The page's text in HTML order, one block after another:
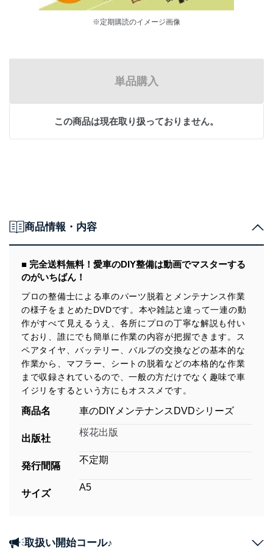
※定期購読のイメージ画像
単品購入
この商品は現在取り扱っておりません。
商品情報・内容
■ 完全送料無料！愛車のDIY整備は動画でマスターする
のがいちばん！
プロの整備士による車のパーツ脱着とメンテナンス作業
の様子をまとめたDVDです。本や雑誌と違って一連の動
作がすべて見えるうえ、各所にプロの丁寧な解説も付い
ており、誰にでも簡単に作業の内容が把握できます。ス
ペアタイヤ、バッテリー、バルブの交換などの基本的な
作業から、マフラー、シートの脱着などの本格的な作業
まで収録されているので、一般の方だけでなく趣味で車
イジリをするという方にもオススメです。
商品名 車のDIYメンテナンスDVDシリーズ
出版社
桜花出版
発行間隔
不定期
サイズ
A5
取扱い開始コール♪